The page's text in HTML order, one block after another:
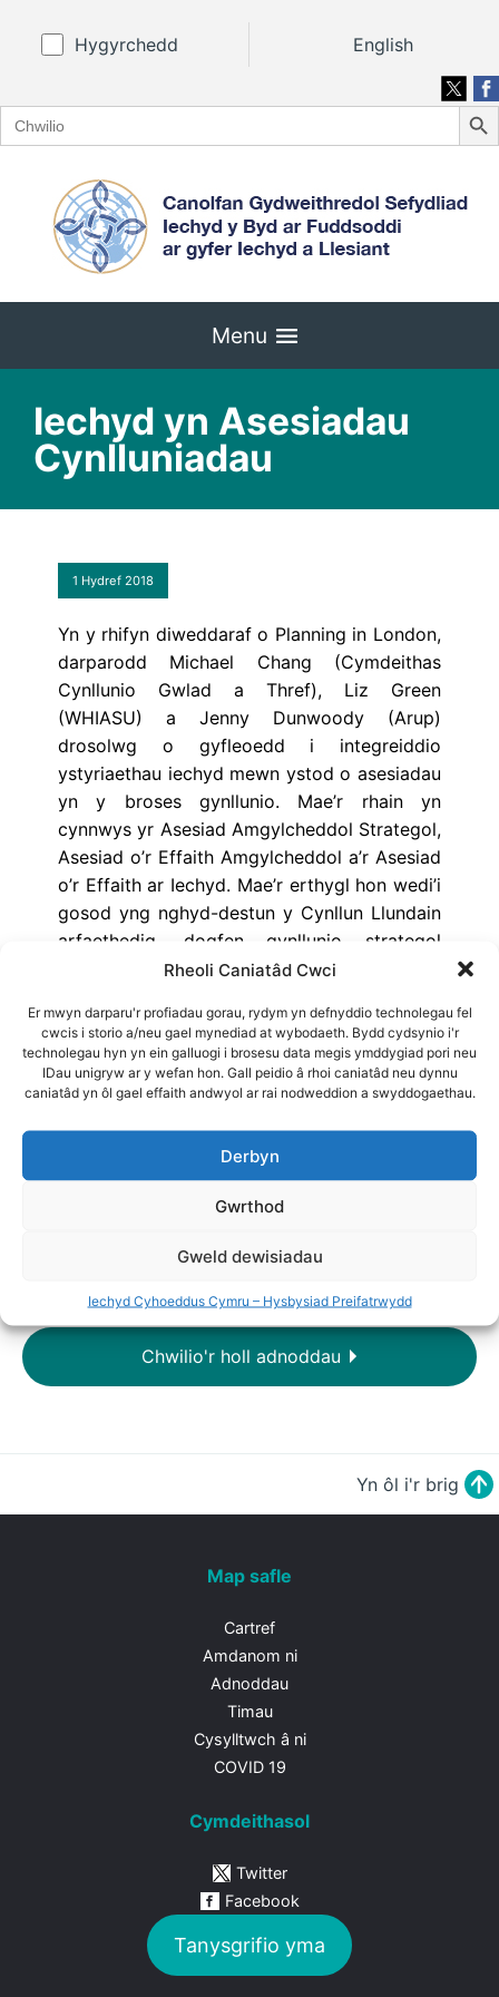
Rheoli Caniatâd Cwci
Er mwyn darparu'r profiadau gorau, rydym yn defnyddio technolegau fel
cwcis i storio a/neu gael mynediad at wybodaeth. Bydd cydsynio i'r
technolegau hyn yn ein galluogi i brosesu data megis ymddygiad pori neu
IDau unigryw ar y wefan hon. Gall peidio â rhoi caniatâd neu dynnu
caniatâd yn ôl gael effaith andwyol ar rai nodweddion a swyddogaethau.
Derbyn
Gwrthod
Gweld dewisiadau
Iechyd Cyhoeddus Cymru – Hysbysiad Preifatrwydd
Hygyrchedd English
Search
for:
Menu
Iechyd yn Asesiadau
Cynlluniadau
1 Hydref 2018
Yn y rhifyn diweddaraf o Planning in London,
darparodd Michael Chang (Cymdeithas
Cynllunio Gwlad a Thref), Liz Green
(WHIASU) a Jenny Dunwoody (Arup)
drosolwg o gyfleoedd i integreiddio
ystyriaethau iechyd mewn ystod o asesiadau
yn y broses gynllunio. Mae’r rhain yn
cynnwys yr Asesiad Amgylcheddol Strategol,
Asesiad o’r Effaith Amgylcheddol a’r Asesiad
o’r Effaith ar Iechyd. Mae’r erthygl hon wedi’i
gosod yng nghyd-destun y Cynllun Llundain
arfaethedig, dogfen gynllunio strategol
statudol ar gyfer Llundain gyfan, a fydd yn
ddefnyddio HIA yn y broses ceisiadau
cynllunio. Bydd llawer o’r materion a’r
themâu a nodir yn yr erthygl hefyd yn
berthnasol ac o ddiddordeb i ymarferwyr
yng Nghymru. (pp52-53)
Awduron: Michael Chang, Liz Green + 1 mwy
Chwilio'r holl adnoddau
Yn ôl i'r brig
Map safle
Cartref
Amdanom ni
Adnoddau
Timau
Cysylltwch â ni
COVID 19
Cymdeithasol
Twitter
Facebook
Tanysgrifio yma